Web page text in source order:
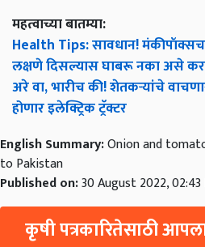
महत्वाच्या बातम्या:
Health Tips: सावधान!
लक्षणे दिसल्यास घाबरू नका असे
अरे वा, भारीच की! शेतकऱ्यांचे
होणार इलेक्ट्रिक ट्रॅक्टर
English Summary:Onion and
to Pakistan
Published on:30 August 2022, 02:43
कृषी पत्रकारितेसाठी